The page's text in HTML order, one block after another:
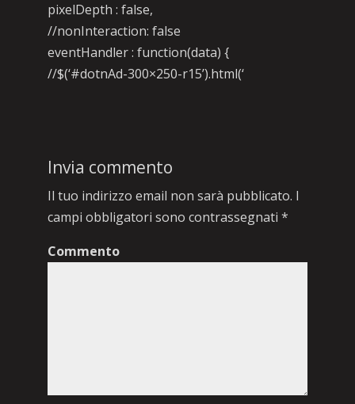
pixelDepth : false,
//nonInteraction: false
eventHandler : function(data) {
//$(‘#dotnAd-300×250-r15’).html(‘
Invia commento
Il tuo indirizzo email non sarà pubblicato. I
campi obbligatori sono contrassegnati *
Commento